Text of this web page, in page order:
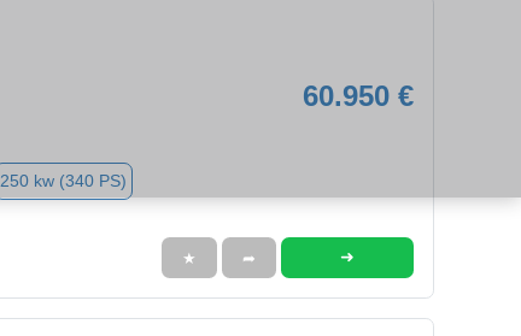
60.950 €
250 kw (340 PS)
★ ➦ ➜